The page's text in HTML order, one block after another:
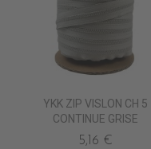
YKK ZIP VISLON CH 5
CONTINUE GRISE
5,16 €